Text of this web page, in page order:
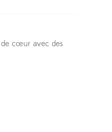
de cœur avec des